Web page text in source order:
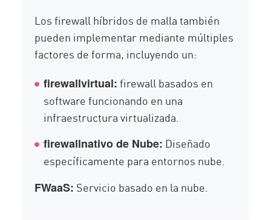
Los firewall híbridos de malla también
pueden implementar mediante múltiples
factores de forma, incluyendo un:
firewallvirtual:firewall basados en
software funcionando en una
infraestructura virtualizada.
firewallnativo de Nube: Diseñado
específicamente para entornos nube.
FWaaS: Servicio basado en la nube.